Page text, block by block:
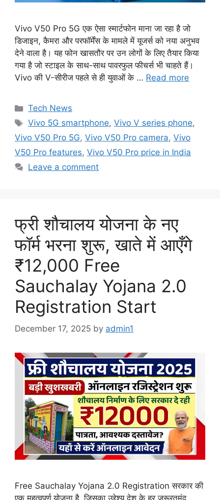
Vivo V50 Pro 5G एक ऐसा स्मार्टफोन माना जा रहा है जो
डिजाइन, कैमरा और परफॉर्मेंस के मामले में यूजर्स को नया अनुभव
देने वाला है। यह फोन खासतौर पर उन लोगों के लिए तैयार किया
गया है जो स्टाइल के साथ-साथ पावरफुल फीचर्स भी चाहते हैं।
Vivo की V-सीरीज पहले से ही युवाओं के … Read more
Categories
Tech News
Tags
Vivo 5G smartphone,Vivo V series phone,
Vivo V50 Pro 5G, Vivo V50 Pro camera, Vivo
V50 Pro features, Vivo V50 Pro price in India
Leave a comment
फ्री शौचालय योजना के नए
फॉर्म भरना शुरू, खाते में आएँगे
₹12,000 Free
Sauchalay Yojana 2.0
Registration Start
December 17, 2025 by admin1
Free Sauchalay Yojana 2.0 Registration सरकार की